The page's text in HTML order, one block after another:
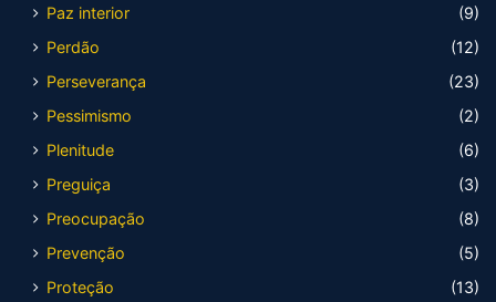
Paz interior
(9)
Perdão
(12)
Perseverança
(23)
Pessimismo
(2)
Plenitude
(6)
Preguiça
(3)
Preocupação
(8)
Prevenção
(5)
Proteção
(13)